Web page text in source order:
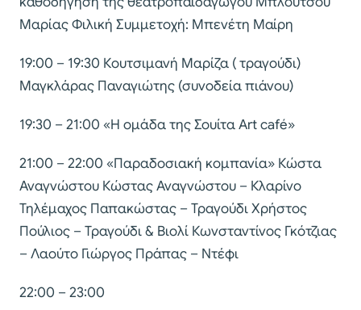
Μαρίας Φιλική Συµµετοχή: Μπενέτη Μαίρη
19:00 – 19:30 Κουτσιµανή Μαρίζα ( τραγούδι)
Μαγκλάρας Παναγιώτης (συνοδεία πιάνου)
19:30 – 21:00 «Η οµάδα της Σουίτα Art café»
21:00 – 22:00 «Παραδοσιακή κοµπανία» Κώστα
Αναγνώστου Κώστας Αναγνώστου – Κλαρίνο
Τηλέµαχος Παπακώστας – Τραγούδι Χρήστος
Πούλιος – Τραγούδι & Βιολί Κωνσταντίνος Γκότζιας
– Λαούτο Γιώργος Πράπας – Ντέφι
22:00 – 23:00